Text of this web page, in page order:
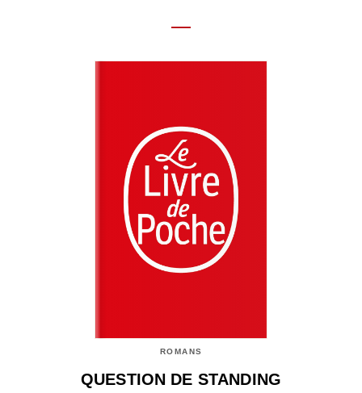
ROMANS
QUESTION DE STANDING